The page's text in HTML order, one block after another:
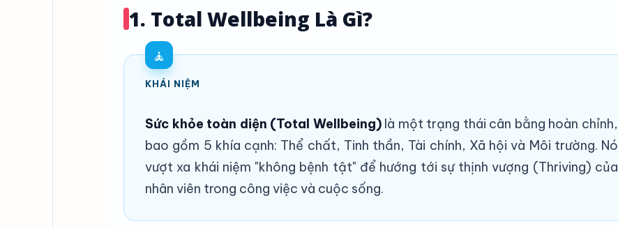
1. Total Wellbeing Là Gì?
🧘
KHÁI NIỆM
Sức khỏe toàn diện (Total Wellbeing)là một trạng thái cân bằng hoàn chỉnh,
bao gồm 5 khía cạnh: Thể chất, Tinh thần, Tài chính, Xã hội và Môi trường. Nó
vượt xa khái niệm "không bệnh tật" để hướng tới sự thịnh vượng (Thriving) của
nhân viên trong công việc và cuộc sống.